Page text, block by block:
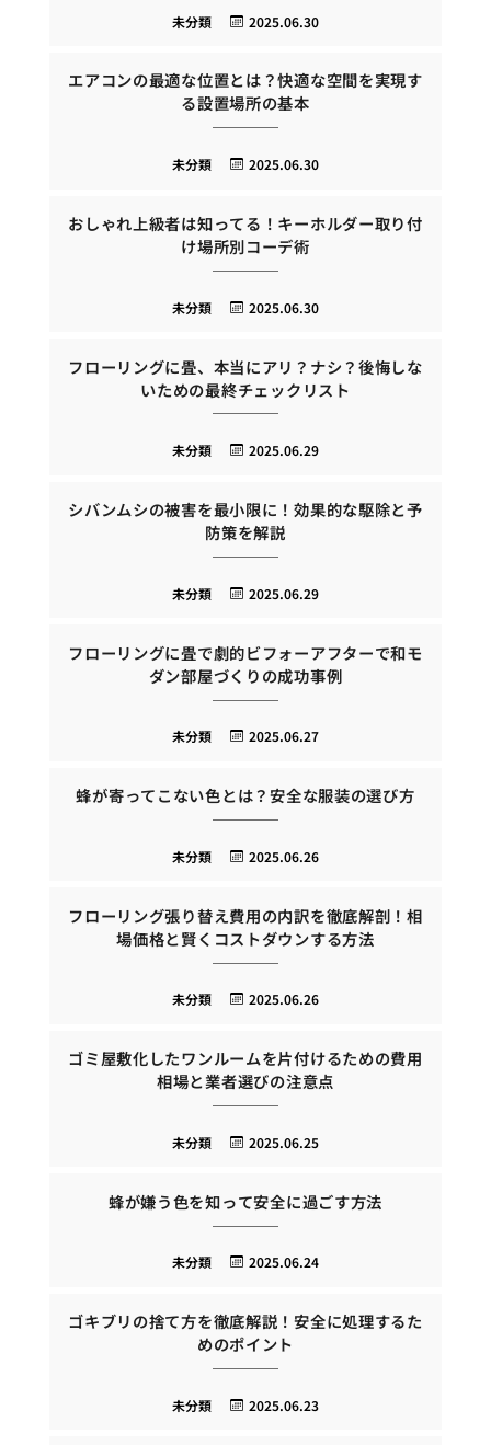
2025.06.30
未分類
エアコンの最適な位置とは？快適な空間を実現す
る設置場所の基本
2025.06.30
未分類
おしゃれ上級者は知ってる！キーホルダー取り付
け場所別コーデ術
2025.06.30
未分類
フローリングに畳、本当にアリ？ナシ？後悔しな
いための最終チェックリスト
2025.06.29
未分類
シバンムシの被害を最小限に！効果的な駆除と予
防策を解説
2025.06.29
未分類
フローリングに畳で劇的ビフォーアフターで和モ
ダン部屋づくりの成功事例
2025.06.27
未分類
蜂が寄ってこない色とは？安全な服装の選び方
2025.06.26
未分類
フローリング張り替え費用の内訳を徹底解剖！相
場価格と賢くコストダウンする方法
2025.06.26
未分類
ゴミ屋敷化したワンルームを片付けるための費用
相場と業者選びの注意点
2025.06.25
未分類
蜂が嫌う色を知って安全に過ごす方法
2025.06.24
未分類
ゴキブリの捨て方を徹底解説！安全に処理するた
めのポイント
2025.06.23
未分類